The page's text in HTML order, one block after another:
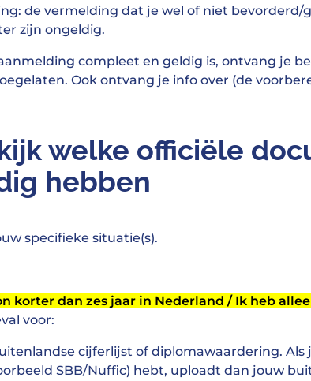
de vermelding dat je wel of niet bevorderd/
zijn ongeldig.
compleet en geldig is, ontvang je
Ook ontvang je info over (de
welke officiële
hebben
specifieke situatie(s).
korter dan zes jaar in Nederland / Ik heb
voor:
cijferlijst of diplomawaardering.
SBB/Nuffic) hebt, uploadt dan jouw